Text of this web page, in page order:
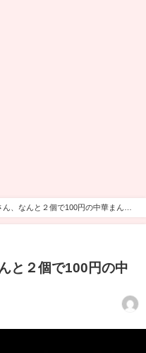
ん、なんと２個で100円の中華まんを
と２個で100円の中